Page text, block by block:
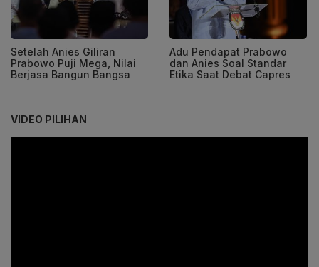
Setelah Anies Giliran
Prabowo Puji Mega, Nilai
Berjasa Bangun Bangsa
Adu Pendapat Prabowo
dan Anies Soal Standar
Etika Saat Debat Capres
VIDEO PILIHAN